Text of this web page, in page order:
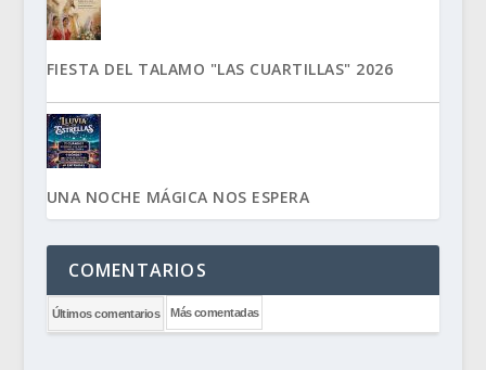
FIESTA DEL TALAMO "LAS CUARTILLAS" 2026
UNA NOCHE MÁGICA NOS ESPERA
COMENTARIOS
Últimos comentarios Más comentadas